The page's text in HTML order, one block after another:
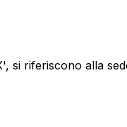
si riferiscono alla